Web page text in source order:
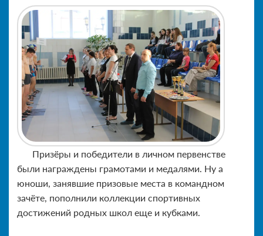
Призёры и победители в личном первенстве
были награждены грамотами и медалями. Ну а
юноши, занявшие призовые места в командном
зачёте, пополнили коллекции спортивных
достижений родных школ еще и кубками.